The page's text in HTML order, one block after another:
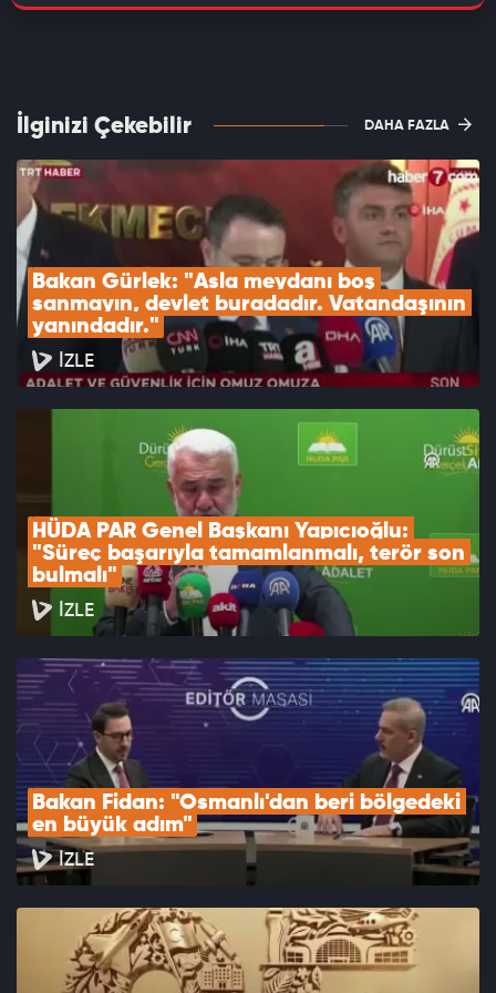
İlginizi Çekebilir DAHA FAZLA
Bakan Gürlek: "Asla meydanı boş
sanmayın, devlet buradadır. Vatandaşının
yanındadır."
İZLE
HÜDA PAR Genel Başkanı Yapıcıoğlu:
"Süreç başarıyla tamamlanmalı, terör son
bulmalı"
İZLE
Bakan Fidan: "Osmanlı'dan beri bölgedeki
en büyük adım"
İZLE